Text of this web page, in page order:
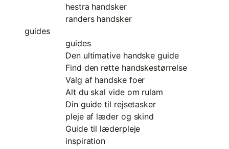
hestra handsker
randers handsker
guides
guides
Den ultimative handske guide
Find den rette handskestørrelse
Valg af handske foer
Alt du skal vide om rulam
Din guide til rejsetasker
pleje af læder og skind
Guide til læderpleje
inspiration